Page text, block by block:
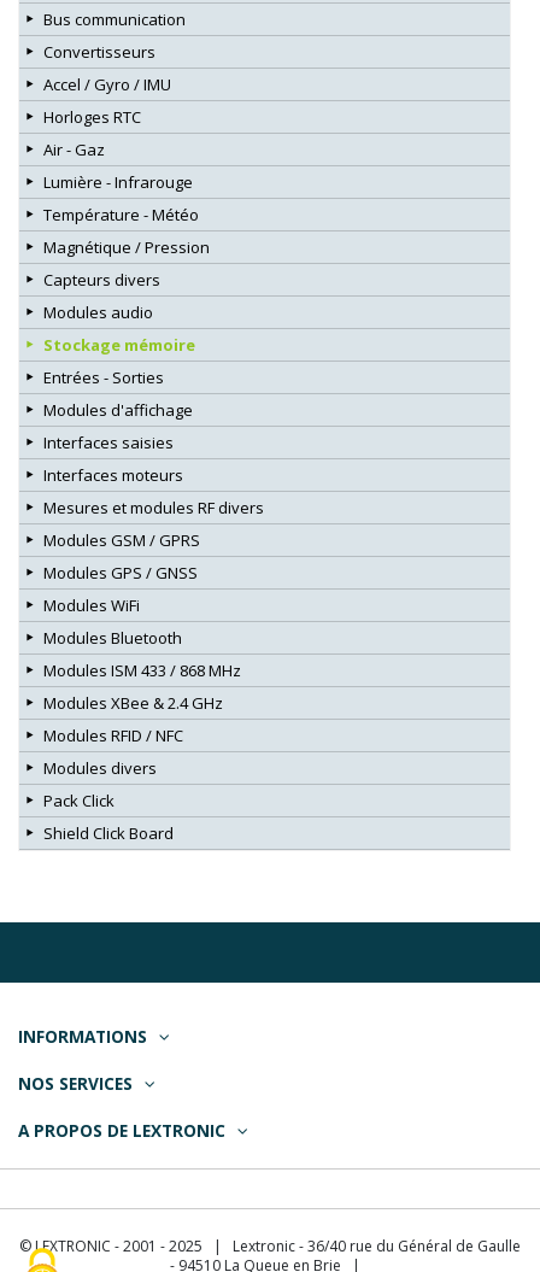
Bus communication
Convertisseurs
Accel / Gyro / IMU
Horloges RTC
Air - Gaz
Lumière - Infrarouge
Température - Météo
Magnétique / Pression
Capteurs divers
Modules audio
Stockage mémoire
Entrées - Sorties
Modules d'affichage
Interfaces saisies
Interfaces moteurs
Mesures et modules RF divers
Modules GSM / GPRS
Modules GPS / GNSS
Modules WiFi
Modules Bluetooth
Modules ISM 433 / 868 MHz
Modules XBee & 2.4 GHz
Modules RFID / NFC
Modules divers
Pack Click
Shield Click Board
INFORMATIONS
NOS SERVICES
A PROPOS DE LEXTRONIC
© LEXTRONIC - 2001 - 2025 | Lextronic - 36/40 rue du Général de Gaulle
- 94510 La Queue en Brie |